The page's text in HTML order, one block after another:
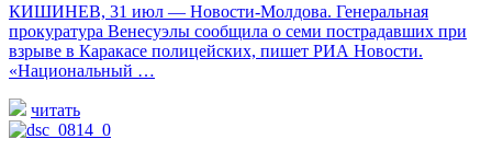
КИШИНЕВ, 31 июл — Новости-Молдова. Генеральная
прокуратура Венесуэлы сообщила о семи пострадавших при
взрыве в Каракасе полицейских, пишет РИА Новости.
«Национальный …
читать